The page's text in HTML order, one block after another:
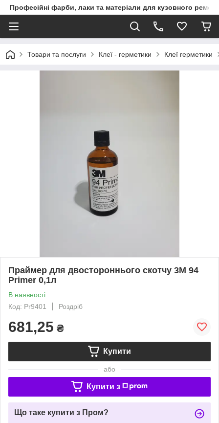
Професійні фарби, лаки та матеріали для кузовного
Товари та послуги Клеї - герметики Клеї герметики
Праймер для двостороннього скотчу 3M 94
Primer 0,1л
В наявності
Код: Pr9401
Роздріб
681,25 ₴
Купити
або
Купити з
Що таке купити з Пром?